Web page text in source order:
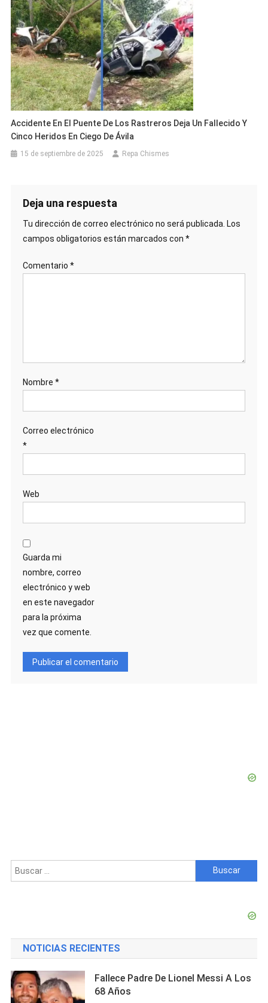
Accidente En El Puente De Los Rastreros Deja Un Fallecido Y
Cinco Heridos En Ciego De Ávila
15 de septiembre de 2025 Repa Chismes
Deja una respuesta
Tu dirección de correo electrónico no será publicada. Los
campos obligatorios están marcados con *
Comentario *
Nombre *
Correo electrónico
*
Web
Guarda mi
nombre, correo
electrónico y web
en este navegador
para la próxima
vez que comente.
Buscar:
NOTICIAS RECIENTES
Fallece Padre De Lionel Messi A Los
68 Años